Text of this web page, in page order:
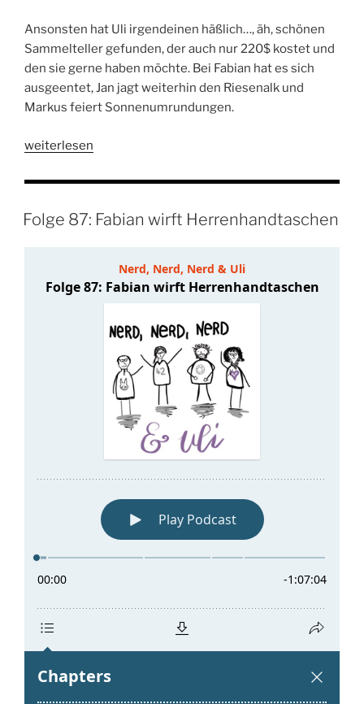
Ansonsten hat Uli irgendeinen häßlich…, äh, schönen
Sammelteller gefunden, der auch nur 220$ kostet und
den sie gerne haben möchte. Bei Fabian hat es sich
ausgeentet, Jan jagt weiterhin den Riesenalk und
Markus feiert Sonnenumrundungen.
„Folge
Markus
Klassiker“
weiterlesen
Folge 87: Fabian wirft Herrenhandtaschen